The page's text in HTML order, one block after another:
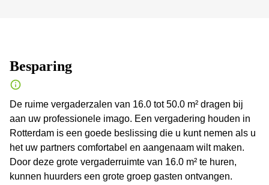
Besparing
De ruime vergaderzalen van 16.0 tot 50.0 m² dragen bij
aan uw professionele imago. Een vergadering houden in
Rotterdam is een goede beslissing die u kunt nemen als u
het uw partners comfortabel en aangenaam wilt maken.
Door deze grote vergaderruimte van 16.0 m² te huren,
kunnen huurders een grote groep gasten ontvangen.